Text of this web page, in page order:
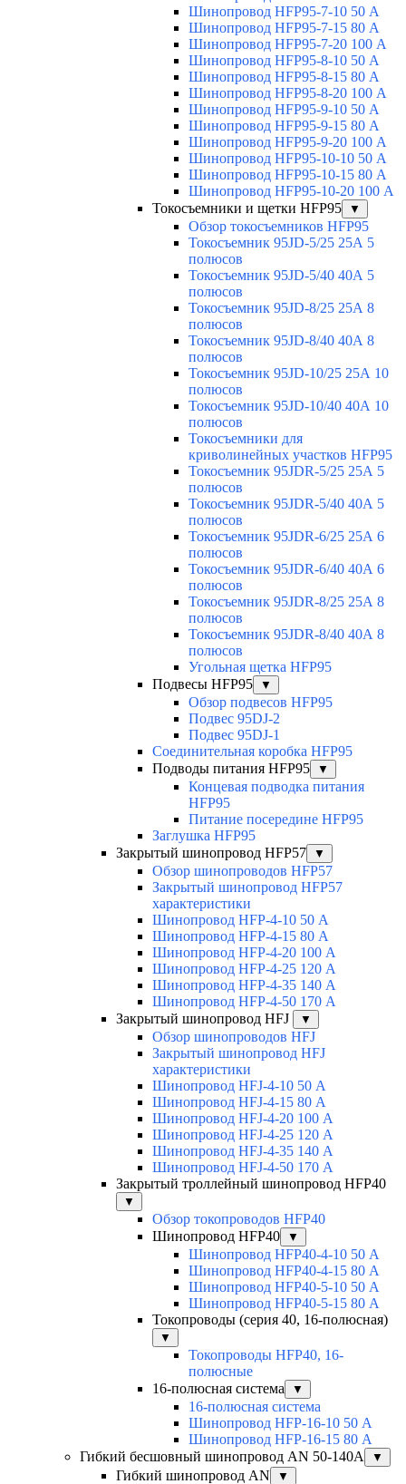
Шинопровод HFP95-7-10 50 А
Шинопровод HFP95-7-15 80 А
Шинопровод HFP95-7-20 100 А
Шинопровод HFP95-8-10 50 А
Шинопровод HFP95-8-15 80 А
Шинопровод HFP95-8-20 100 А
Шинопровод HFP95-9-10 50 А
Шинопровод HFP95-9-15 80 А
Шинопровод HFP95-9-20 100 А
Шинопровод HFP95-10-10 50 А
Шинопровод HFP95-10-15 80 А
Шинопровод HFP95-10-20 100 А
Токосъемники и щетки HFP95
▼
Обзор токосъемников HFP95
Токосъемник 95JD-5/25 25А 5
полюсов
Токосъемник 95JD-5/40 40А 5
полюсов
Токосъемник 95JD-8/25 25А 8
полюсов
Токосъемник 95JD-8/40 40А 8
полюсов
Токосъемник 95JD-10/25 25А 10
полюсов
Токосъемник 95JD-10/40 40А 10
полюсов
Токосъемники для
криволинейных участков HFP95
Токосъемник 95JDR-5/25 25А 5
полюсов
Токосъемник 95JDR-5/40 40А 5
полюсов
Токосъемник 95JDR-6/25 25А 6
полюсов
Токосъемник 95JDR-6/40 40А 6
полюсов
Токосъемник 95JDR-8/25 25А 8
полюсов
Токосъемник 95JDR-8/40 40А 8
полюсов
Угольная щетка HFP95
Подвесы HFP95
▼
Обзор подвесов HFP95
Подвес 95DJ-2
Подвес 95DJ-1
Соединительная коробка HFP95
Подводы питания HFP95
▼
Концевая подводка питания
HFP95
Питание посередине HFP95
Заглушка HFP95
Закрытый шинопровод HFP57
▼
Обзор шинопроводов HFP57
Закрытый шинопровод HFP57
характеристики
Шинопровод HFP-4-10 50 А
Шинопровод HFP-4-15 80 А
Шинопровод HFP-4-20 100 А
Шинопровод HFP-4-25 120 А
Шинопровод HFP-4-35 140 А
Шинопровод HFP-4-50 170 А
Закрытый шинопровод HFJ
▼
Обзор шинопроводов HFJ
Закрытый шинопровод HFJ
характеристики
Шинопровод HFJ-4-10 50 А
Шинопровод HFJ-4-15 80 А
Шинопровод HFJ-4-20 100 А
Шинопровод HFJ-4-25 120 А
Шинопровод HFJ-4-35 140 А
Шинопровод HFJ-4-50 170 А
Закрытый троллейный шинопровод HFP40
▼
Обзор токопроводов HFP40
Шинопровод HFP40
▼
Шинопровод HFP40-4-10 50 А
Шинопровод HFP40-4-15 80 А
Шинопровод HFP40-5-10 50 А
Шинопровод HFP40-5-15 80 А
Токопроводы (серия 40, 16-полюсная)
▼
Токопроводы HFP40, 16-
полюсные
16-полюсная система
▼
16-полюсная система
Шинопровод HFP-16-10 50 А
Шинопровод HFP-16-15 80 А
Гибкий бесшовный шинопровод AN 50-140А
▼
Гибкий шинопровод AN ▼